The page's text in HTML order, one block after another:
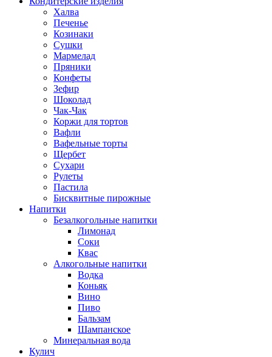
Халва
Печенье
Козинаки
Сушки
Мармелад
Пряники
Конфеты
Зефир
Шоколад
Чак-Чак
Коржи для тортов
Вафли
Вафельные торты
Щербет
Сухари
Рулеты
Пастила
Бисквитные пирожные
Напитки
Безалкогольные напитки
Лимонад
Соки
Квас
Алкогольные напитки
Водка
Коньяк
Вино
Пиво
Бальзам
Шампанское
Минеральная вода
Кулич